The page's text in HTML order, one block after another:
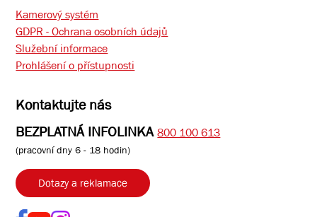
Kamerový systém
GDPR - Ochrana osobních údajů
Služební informace
Prohlášení o přístupnosti
Kontaktujte nás
BEZPLATNÁ INFOLINKA 800 100 613
(pracovní dny 6 - 18 hodin)
Dotazy a reklamace